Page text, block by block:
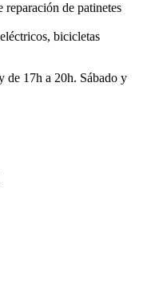
de patinetes
bicicletas
de 17h a 20h. Sábado y